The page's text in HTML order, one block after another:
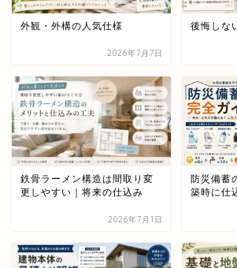
外観・外構の人気仕様
2026年7月7日
後悔しな
鉄骨ラーメン構造は間取り変
更しやすい｜将来の仕込み
2026年7月1日
防災備蓄
築時に仕